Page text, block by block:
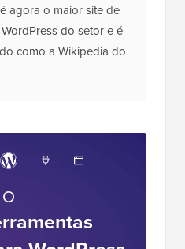
Editorial
liderado por
de 16 anos de
Fundado em
agora o maior site de
do setor e é